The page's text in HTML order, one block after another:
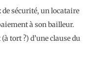
sécurité, un locataire
à son bailleur.
tort ?) d’une clause du